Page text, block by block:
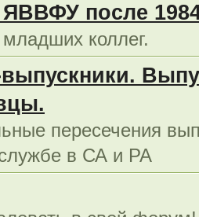
после
коллег.
пересечения
в СА и РА